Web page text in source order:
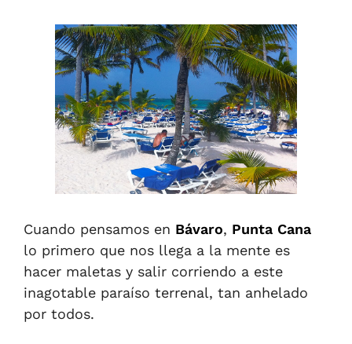
Cuando pensamos en Bávaro, Punta Cana
lo primero que nos llega a la mente es
hacer maletas y salir corriendo a este
inagotable paraíso terrenal, tan anhelado
por todos.